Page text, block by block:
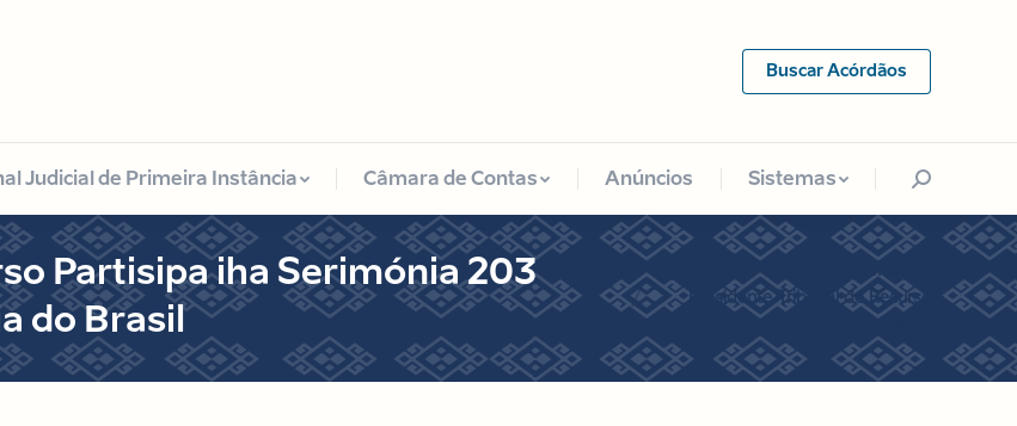
Buscar Acórdãos
Judicial de Primeira Instância Câmara de Contas Anúncios Sistemas Search:
Partisipa iha Serimónia 203
do Brasil
notícias
Presidente Tribunal de Recurso